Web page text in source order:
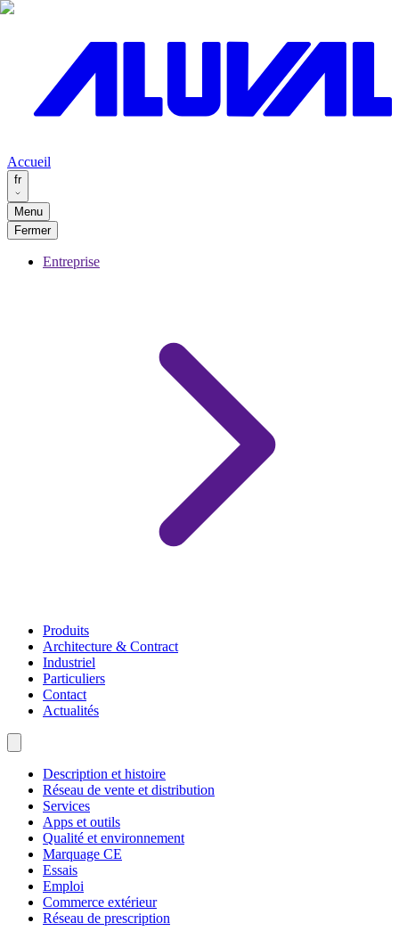
Accueil
fr
Menu
Fermer
Entreprise
Produits
Architecture & Contract
Industriel
Particuliers
Contact
Actualités
Description et histoire
Réseau de vente et distribution
Services
Apps et outils
Qualité et environnement
Marquage CE
Essais
Emploi
Commerce extérieur
Réseau de prescription